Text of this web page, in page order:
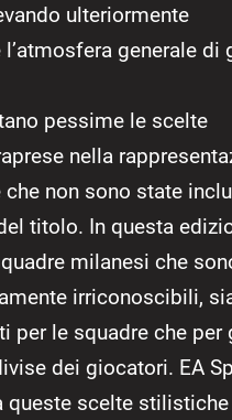
ulteriormente
l’atmosfera generale di
pessime le scelte
nella
che non sono state
titolo. In questa
milanesi che
irriconoscibili,
per le squadre che per
dei giocatori. EA
queste scelte stilistiche